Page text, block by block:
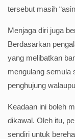
tersebut masih
Menjaga diri juga
Berdasarkan
yang melibatkan
mengulang semula
penghujung
Keadaan ini boleh
dikawal. Oleh itu,
sendiri untuk